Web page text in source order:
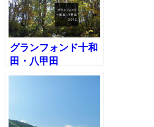
グランフォンド十和
田・八甲田
2012（前編）